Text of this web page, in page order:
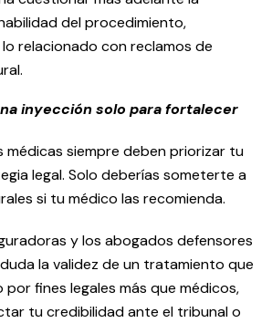
del procedimiento,
relacionado con reclamos de
inyección solo para fortalecer
médicas siempre deben priorizar tu
legal. Solo deberías someterte a
si tu médico las recomienda.
y los abogados defensores
la validez de un tratamiento que
fines legales más que médicos,
tu credibilidad ante el tribunal o